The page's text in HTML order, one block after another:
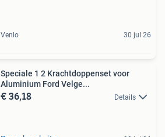
Venlo 30 jul 26
Speciale 1 2 Krachtdoppenset voor
Aluminium Ford Velge...
€ 36,18 Details